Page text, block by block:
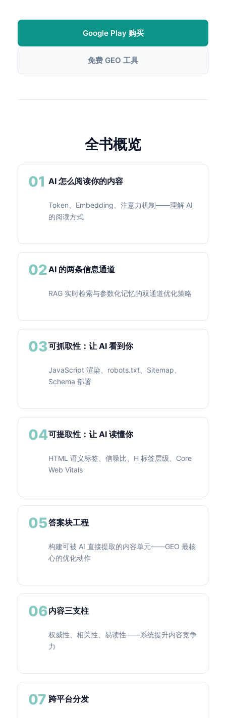
Google Play 购买
免费 GEO 工具
全书概览
01 AI 怎么阅读你的内容
Token、Embedding、注意力机制——理解 AI
的阅读方式
02AI 的两条信息通道
RAG 实时检索与参数化记忆的双通道优化策略
03可抓取性：让 AI 看到你
JavaScript 渲染、robots.txt、Sitemap、
Schema 部署
04可提取性：让 AI 读懂你
HTML 语义标签、信噪比、H 标签层级、Core
Web Vitals
05答案块工程
构建可被 AI 直接提取的内容单元——GEO 最核
心的优化动作
06内容三支柱
权威性、相关性、易读性——系统提升内容竞争
力
07 跨平台分发